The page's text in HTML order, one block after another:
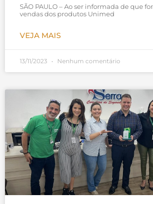
SÃO PAULO – Ao ser informada de que
vendas dos produtos Unimed
VEJA MAIS
13/11/2023 Nenhum comentário